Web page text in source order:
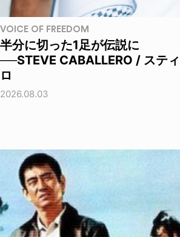
VOICE OF FREEDOM
半分に切った1足が伝説に
──STEVE CABALLERO / ステ
ロ
2026.08.03